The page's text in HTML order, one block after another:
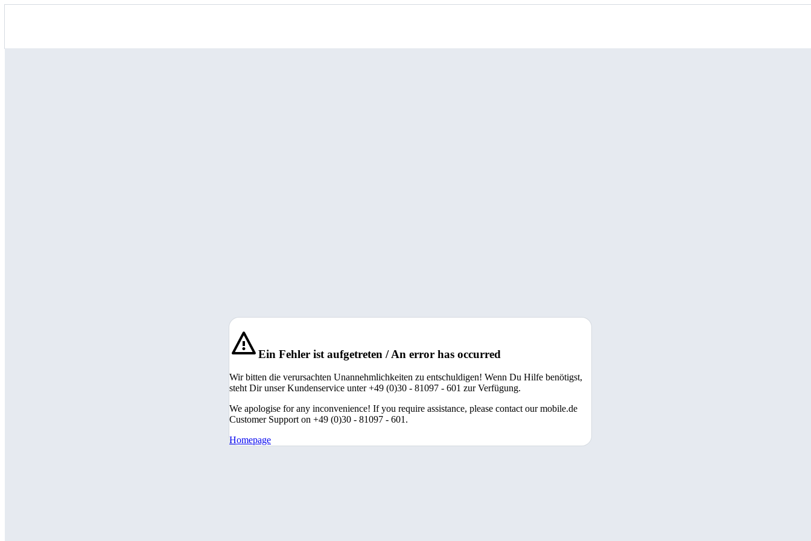
Ein Fehler ist aufgetreten / An error has occurred
Wir bitten die verursachten Unannehmlichkeiten zu entschuldigen! Wenn Du Hilfe benötigst,
steht Dir unser Kundenservice unter +49 (0)30 - 81097 - 601 zur Verfügung.
We apologise for any inconvenience! If you require assistance, please contact our mobile.de
Customer Support on +49 (0)30 - 81097 - 601.
Homepage